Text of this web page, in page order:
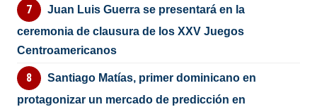
Juan Luis Guerra se presentará en la
ceremonia de clausura de los XXV Juegos
Centroamericanos
Santiago Matías, primer dominicano en
protagonizar un mercado de predicción en